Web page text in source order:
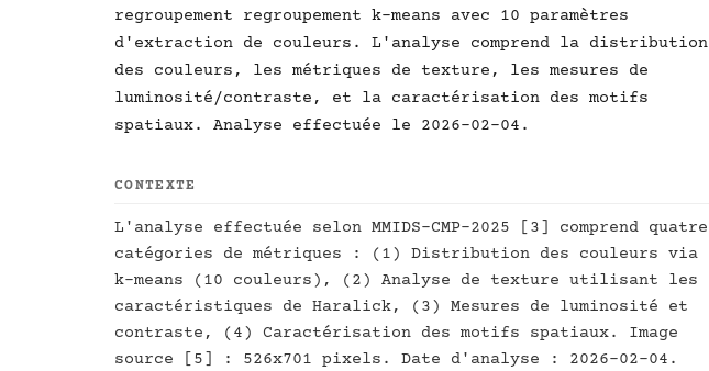
regroupement regroupement k-means avec 10 paramètres
d'extraction de couleurs. L'analyse comprend la distribution
des couleurs, les métriques de texture, les mesures de
luminosité/contraste, et la caractérisation des motifs
spatiaux. Analyse effectuée le 2026-02-04.
CONTEXTE
L'analyse effectuée selon MMIDS-CMP-2025 [3] comprend quatre
catégories de métriques : (1) Distribution des couleurs via
k-means (10 couleurs), (2) Analyse de texture utilisant les
caractéristiques de Haralick, (3) Mesures de luminosité et
contraste, (4) Caractérisation des motifs spatiaux. Image
source [5] : 526x701 pixels. Date d'analyse : 2026-02-04.